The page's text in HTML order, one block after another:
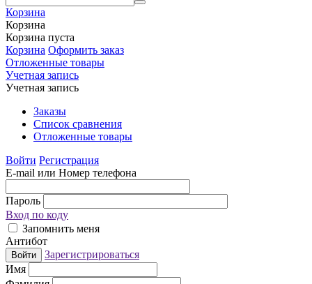
Корзина
Корзина
Корзина пуста
Корзина Оформить заказ
Отложенные товары
Учетная запись
Учетная запись
Заказы
Список сравнения
Отложенные товары
Войти Регистрация
E-mail или Номер телефона
Пароль
Вход по коду
Запомнить меня
Антибот
Войти
Зарегистрироваться
Имя